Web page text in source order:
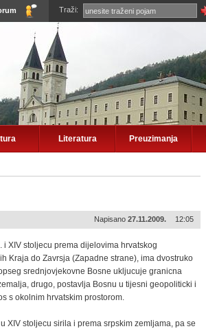
Traži:
Literatura Preuzimanja
Napisano 27.11.2009. 12:05
i XIV stoljecu prema dijelovima hrvatskog
Kraja do Zavrsja (Zapadne strane), ima dvostruko
srednjovjekovne Bosne ukljucuje granicna
drugo, postavlja Bosnu u tijesni geopoliticki i
s okolnim hrvatskim prostorom.
XIV stoljecu sirila i prema srpskim zemljama, pa se